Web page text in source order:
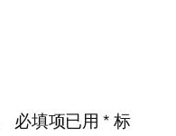
必填项已用*标